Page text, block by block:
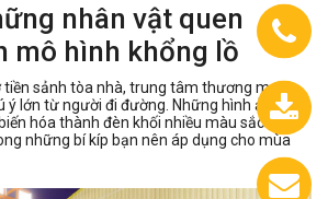
nhân vật quen
mô hình khổng lồ
tiền sảnh tòa nhà, trung tâm thương mại
ý lớn từ người đi đường. Những hình ảnh Thỏ
hóa thành đèn khối nhiều màu sắc thật
những bí kíp bạn nên áp dụng cho mùa
0933.558.488